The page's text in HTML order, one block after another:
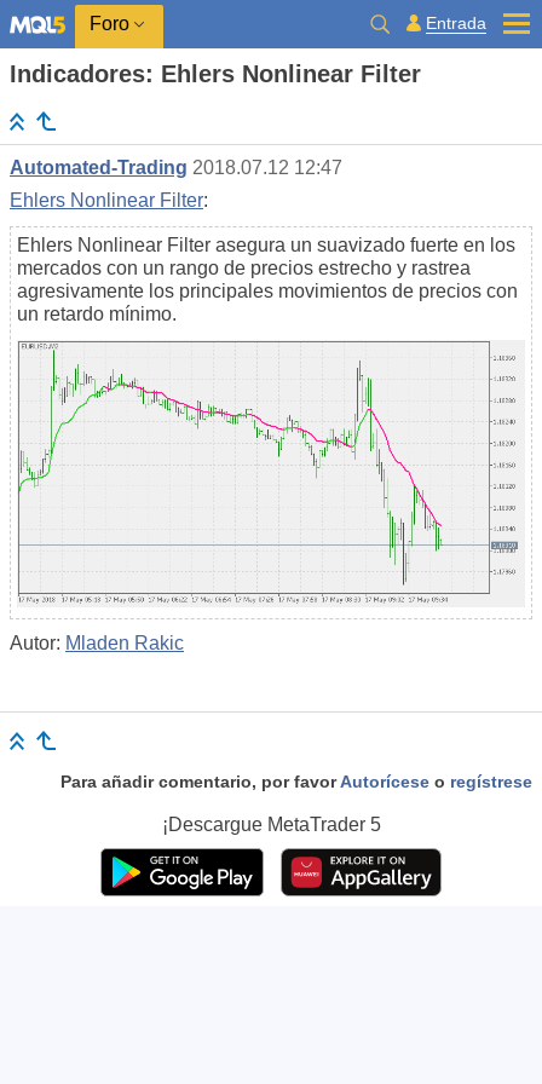
Foro Entrada
Indicadores: Ehlers Nonlinear Filter
Automated-Trading 2018.07.12 12:47
Ehlers Nonlinear Filter:
Ehlers Nonlinear Filter asegura un suavizado fuerte en los
mercados con un rango de precios estrecho y rastrea
agresivamente los principales movimientos de precios con
un retardo mínimo.
Autor: Mladen Rakic
Para añadir comentario, por favorAutorícese o regístrese
¡Descargue MetaTrader 5